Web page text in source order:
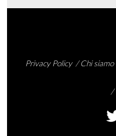
Privacy Policy Chi siamo